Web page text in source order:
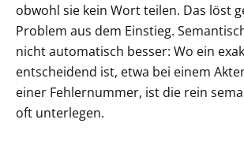
obwohl sie kein Wort teilen. Das löst
Problem aus dem Einstieg.
nicht automatisch besser: Wo ein
entscheidend ist, etwa bei einem
einer Fehlernummer, ist die rein
oft unterlegen.